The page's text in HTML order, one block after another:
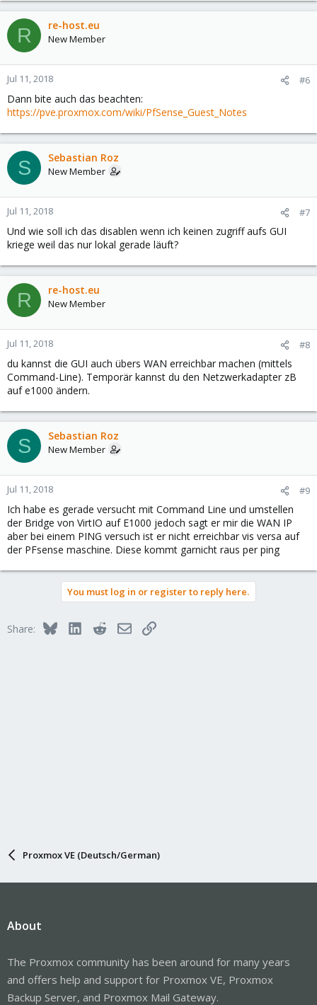
R re-host.eu
New Member
Jul 11, 2018 #6
Dann bite auch das beachten:
https://pve.proxmox.com/wiki/PfSense_Guest_Notes
S Sebastian Roz
New Member
Jul 11, 2018 #7
Und wie soll ich das disablen wenn ich keinen zugriff aufs GUI
kriege weil das nur lokal gerade läuft?
R re-host.eu
New Member
Jul 11, 2018 #8
du kannst die GUI auch übers WAN erreichbar machen (mittels
Command-Line). Temporär kannst du den Netzwerkadapter zB
auf e1000 ändern.
S Sebastian Roz
New Member
Jul 11, 2018 #9
Ich habe es gerade versucht mit Command Line und umstellen
der Bridge von VirtIO auf E1000 jedoch sagt er mir die WAN IP
aber bei einem PING versuch ist er nicht erreichbar vis versa auf
der PFsense maschine. Diese kommt garnicht raus per ping
You must log in or register to reply here.
Share: BlueskyLinkedInRedditEmailLink
Proxmox VE (Deutsch/German)
About
The Proxmox community has been around for many years
and offers help and support for Proxmox VE, Proxmox
Backup Server, and Proxmox Mail Gateway.